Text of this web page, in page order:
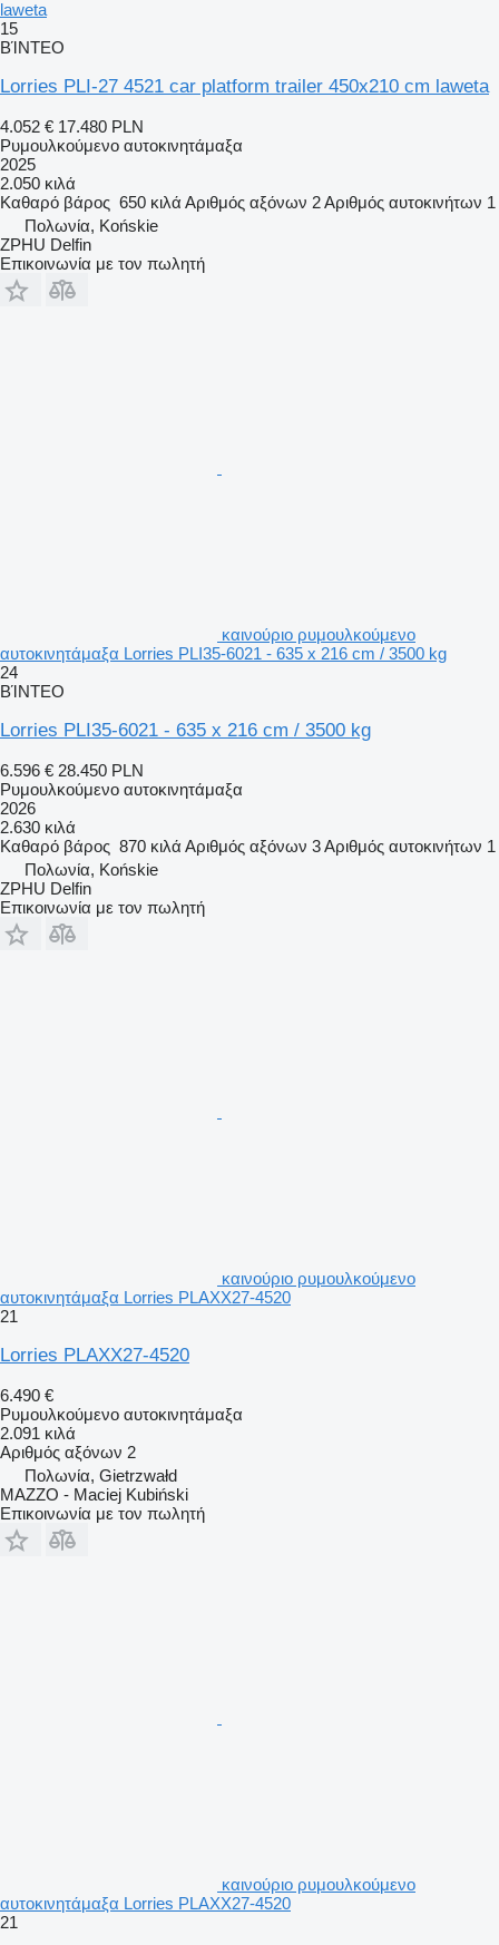
laweta
15
ΒΊΝΤΕΟ
Lorries PLI-27 4521 car platform trailer 450x210 cm laweta
4.052 € 17.480 PLN
Ρυμουλκούμενο αυτοκινητάμαξα
2025
2.050 κιλά
Καθαρό βάρος 650 κιλά Αριθμός αξόνων 2Αριθμός αυτοκινήτων 1
Πολωνία, Końskie
ZPHU Delfin
Επικοινωνία με τον πωλητή
καινούριο ρυμουλκούμενο
αυτοκινητάμαξα Lorries PLI35-6021 - 635 x 216 cm / 3500 kg
24
ΒΊΝΤΕΟ
Lorries PLI35-6021 - 635 x 216 cm / 3500 kg
6.596 € 28.450 PLN
Ρυμουλκούμενο αυτοκινητάμαξα
2026
2.630 κιλά
Καθαρό βάρος 870 κιλά Αριθμός αξόνων 3Αριθμός αυτοκινήτων 1
Πολωνία, Końskie
ZPHU Delfin
Επικοινωνία με τον πωλητή
καινούριο ρυμουλκούμενο
αυτοκινητάμαξα Lorries PLAXX27-4520
21
Lorries PLAXX27-4520
6.490 €
Ρυμουλκούμενο αυτοκινητάμαξα
2.091 κιλά
Αριθμός αξόνων 2
Πολωνία, Gietrzwałd
MAZZO - Maciej Kubiński
Επικοινωνία με τον πωλητή
καινούριο ρυμουλκούμενο
αυτοκινητάμαξα Lorries PLAXX27-4520
21